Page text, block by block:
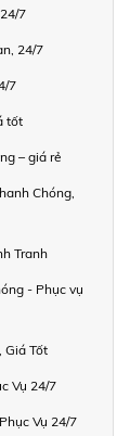
7
24/7
7
tốt
– giá rẻ
Chóng,
Tranh
- Phục vụ
Giá Tốt
Vụ 24/7
Vụ 24/7